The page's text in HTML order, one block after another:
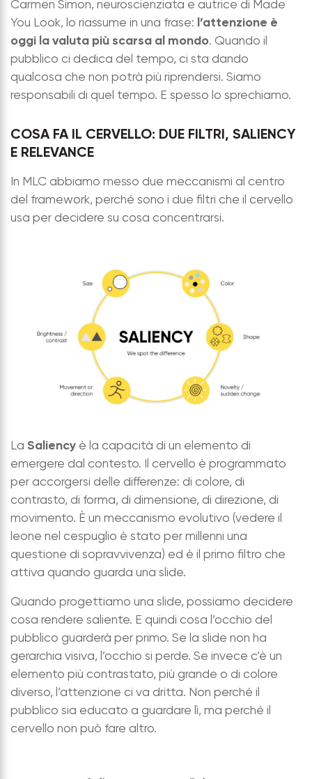
Carmen Simon, neuroscienziata e autrice di Made
You Look, lo riassume in una frase: l’attenzione è
oggi la valuta più scarsa al mondo. Quando il
pubblico ci dedica del tempo, ci sta dando
qualcosa che non potrà più riprendersi. Siamo
responsabili di quel tempo. E spesso lo sprechiamo.
COSA FA IL CERVELLO: DUE FILTRI, SALIENCY
E RELEVANCE
In MLC abbiamo messo due meccanismi al centro
del framework, perché sono i due filtri che il cervello
usa per decidere su cosa concentrarsi.
La Saliency è la capacità di un elemento di
emergere dal contesto. Il cervello è programmato
per accorgersi delle differenze: di colore, di
contrasto, di forma, di dimensione, di direzione, di
movimento. È un meccanismo evolutivo (vedere il
leone nel cespuglio è stato per millenni una
questione di sopravvivenza) ed è il primo filtro che
attiva quando guarda una slide.
Quando progettiamo una slide, possiamo decidere
cosa rendere saliente. E quindi cosa l’occhio del
pubblico guarderà per primo. Se la slide non ha
gerarchia visiva, l’occhio si perde. Se invece c’è un
elemento più contrastato, più grande o di colore
diverso, l’attenzione ci va dritta. Non perché il
pubblico sia educato a guardare lì, ma perché il
cervello non può fare altro.